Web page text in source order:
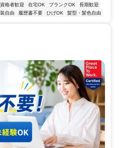
格者歓迎 在宅OK ブランクOK
長期歓迎
自由 履歴書不要 ひげOK 髪型・髪色自由